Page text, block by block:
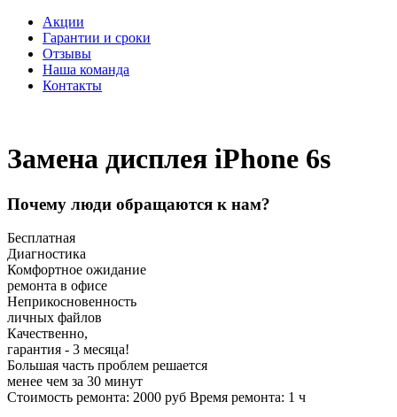
Акции
Гарантии и сроки
Отзывы
Наша команда
Контакты
Замена дисплея iPhone 6s
Почему люди обращаются к нам?
Бесплатная
Диагностика
Комфортное ожидание
ремонта в офисе
Неприкосновенность
личных файлов
Качественно,
гарантия - 3 месяца!
Большая часть проблем решается
менее чем за 30 минут
Стоимость ремонта: 2000 руб Время ремонта: 1 ч